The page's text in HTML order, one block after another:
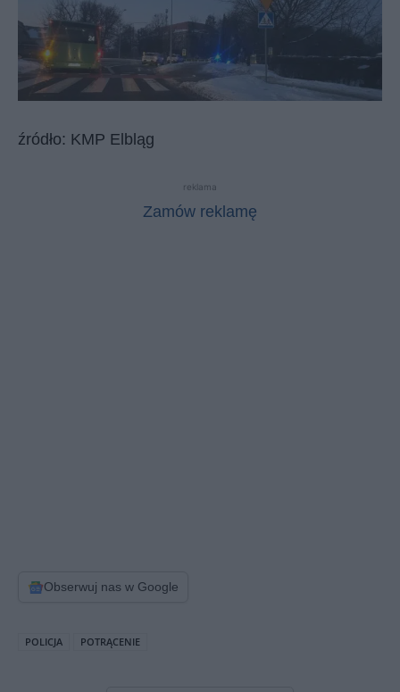
źródło: KMP Elbląg
reklama
Zamów reklamę
Obserwuj nas w Google
POLICJA POTRĄCENIE